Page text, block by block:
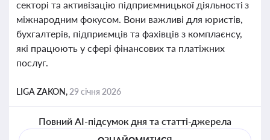
секторі та активізацію підприємницької діяльності з
міжнародним фокусом. Вони важливі для юристів,
бухгалтерів, підприємців та фахівців з комплаєнсу,
які працюють у сфері фінансових та платіжних
послуг.
LIGA ZAKON, 29 січня 2026
Повний AI-підсумок дня та статті-джерела